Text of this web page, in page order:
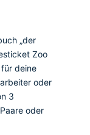
„der
Zoo
deine
oder
3
oder